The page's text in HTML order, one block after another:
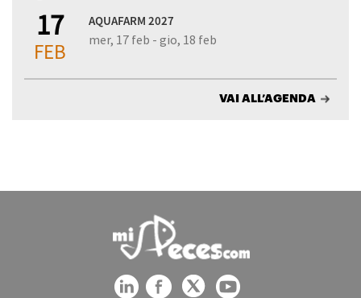
17
FEB
AQUAFARM 2027
mer, 17 feb - gio, 18 feb
VAI ALL’AGENDA